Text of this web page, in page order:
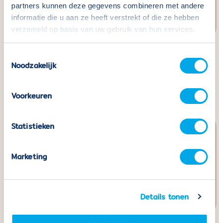
partners kunnen deze gegevens combineren met andere
informatie die u aan ze heeft verstrekt of die ze hebben
verzameld op basis van uw gebruik van hun services.
Noodzakelijk
Voorkeuren
Statistieken
Marketing
Details tonen
Coblo Pastel Marble
Track - 100 pieces
Preis
Coblo Building Cards -